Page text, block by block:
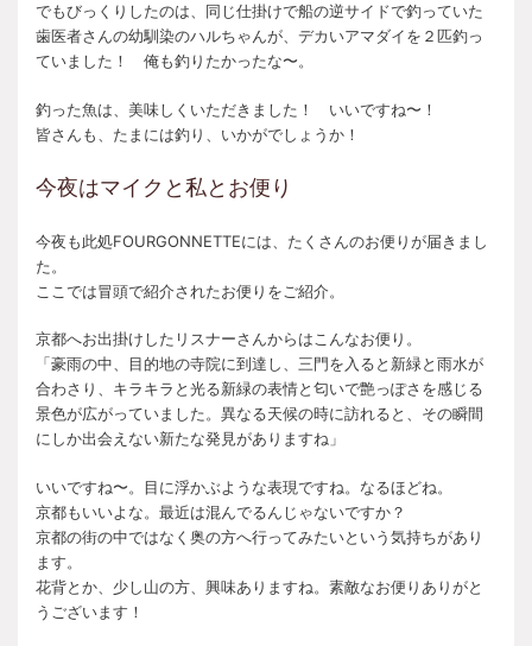
でもびっくりしたのは、同じ仕掛けで船の逆サイドで釣っていた
歯医者さんの幼馴染のハルちゃんが、デカいアマダイを２匹釣っ
ていました！ 俺も釣りたかったな〜。
釣った魚は、美味しくいただきました！ いいですね〜！
皆さんも、たまには釣り、いかがでしょうか！
今夜はマイクと私とお便り
今夜も此処FOURGONNETTEには、たくさんのお便りが届きまし
た。
ここでは冒頭で紹介されたお便りをご紹介。
京都へお出掛けしたリスナーさんからはこんなお便り。
「豪雨の中、目的地の寺院に到達し、三門を入ると新緑と雨水が
合わさり、キラキラと光る新緑の表情と匂いで艶っぽさを感じる
景色が広がっていました。異なる天候の時に訪れると、その瞬間
にしか出会えない新たな発見がありますね」
いいですね〜。目に浮かぶような表現ですね。なるほどね。
京都もいいよな。最近は混んでるんじゃないですか？
京都の街の中ではなく奥の方へ行ってみたいという気持ちがあり
ます。
花背とか、少し山の方、興味ありますね。素敵なお便りありがと
うございます！